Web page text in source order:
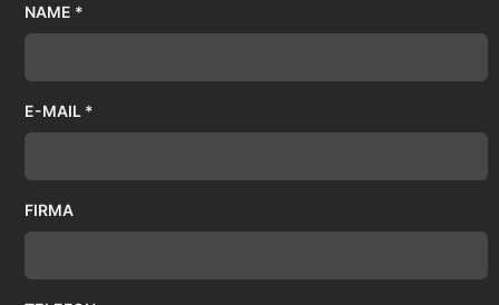
NAME *
E-MAIL *
FIRMA